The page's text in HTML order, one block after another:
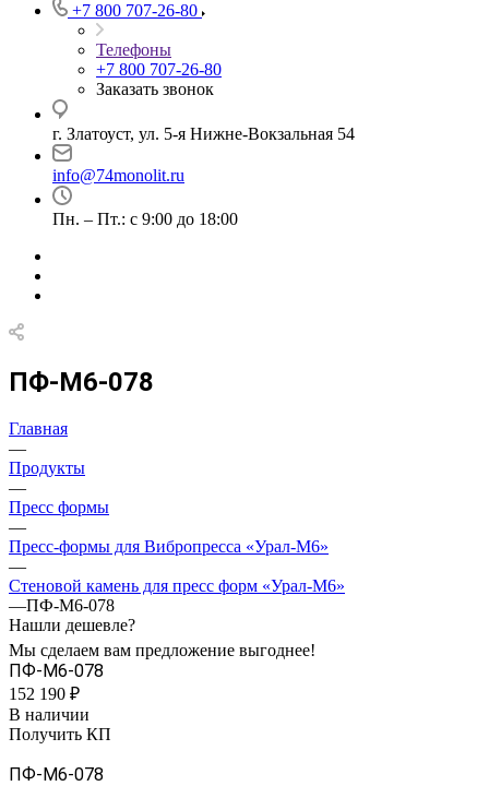
+7 800 707-26-80
Телефоны
+7 800 707-26-80
Заказать звонок
г. Златоуст, ул. 5-я Нижне-Вокзальная 54
info@74monolit.ru
Пн. – Пт.: с 9:00 до 18:00
ПФ-М6-078
Главная
—
Продукты
—
Пресс формы
—
Пресс-формы для Вибропресса «Урал-М6»
—
Стеновой камень для пресс форм «Урал-М6»
—ПФ-М6-078
Нашли дешевле?
Мы сделаем вам предложение выгоднее!
ПФ-М6-078
152 190 ₽
В наличии
Получить КП
ПФ-М6-078